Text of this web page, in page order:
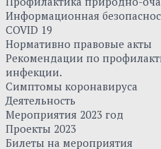
Информационная
COVID 19
Нормативно правовые акты
Рекомендации по
инфекции.
Симптомы коронавируса
Деятельность
Мероприятия 2023 год
Проекты 2023
Билеты на мероприятия